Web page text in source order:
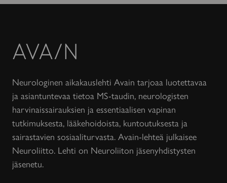
Avain-
lehti
Neurologinen aikakauslehti Avain tarjoaa luotettavaa
ja asiantuntevaa tietoa MS-taudin, neurologisten
harvinaissairauksien ja essentiaalisen vapinan
tutkimuksesta, lääkehoidoista, kuntoutuksesta ja
sairastavien sosiaaliturvasta. Avain-lehteä julkaisee
Neuroliitto. Lehti on Neuroliiton jäsenyhdistysten
jäsenetu.